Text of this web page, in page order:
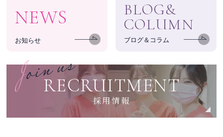
NEWS
お知らせ
BLOG&
COLUMN
ブログ＆コラム
RECRUITMENT
採用情報